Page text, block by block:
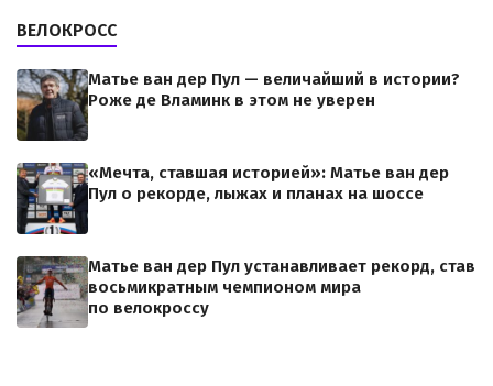
ВЕЛОКРОСС
Матье ван дер Пул — величайший в истории?
Роже де Вламинк в этом не уверен
«Мечта, ставшая историей»: Матье ван дер
Пул о рекорде, лыжах и планах на шоссе
Матье ван дер Пул устанавливает рекорд, став
восьмикратным чемпионом мира
по велокроссу